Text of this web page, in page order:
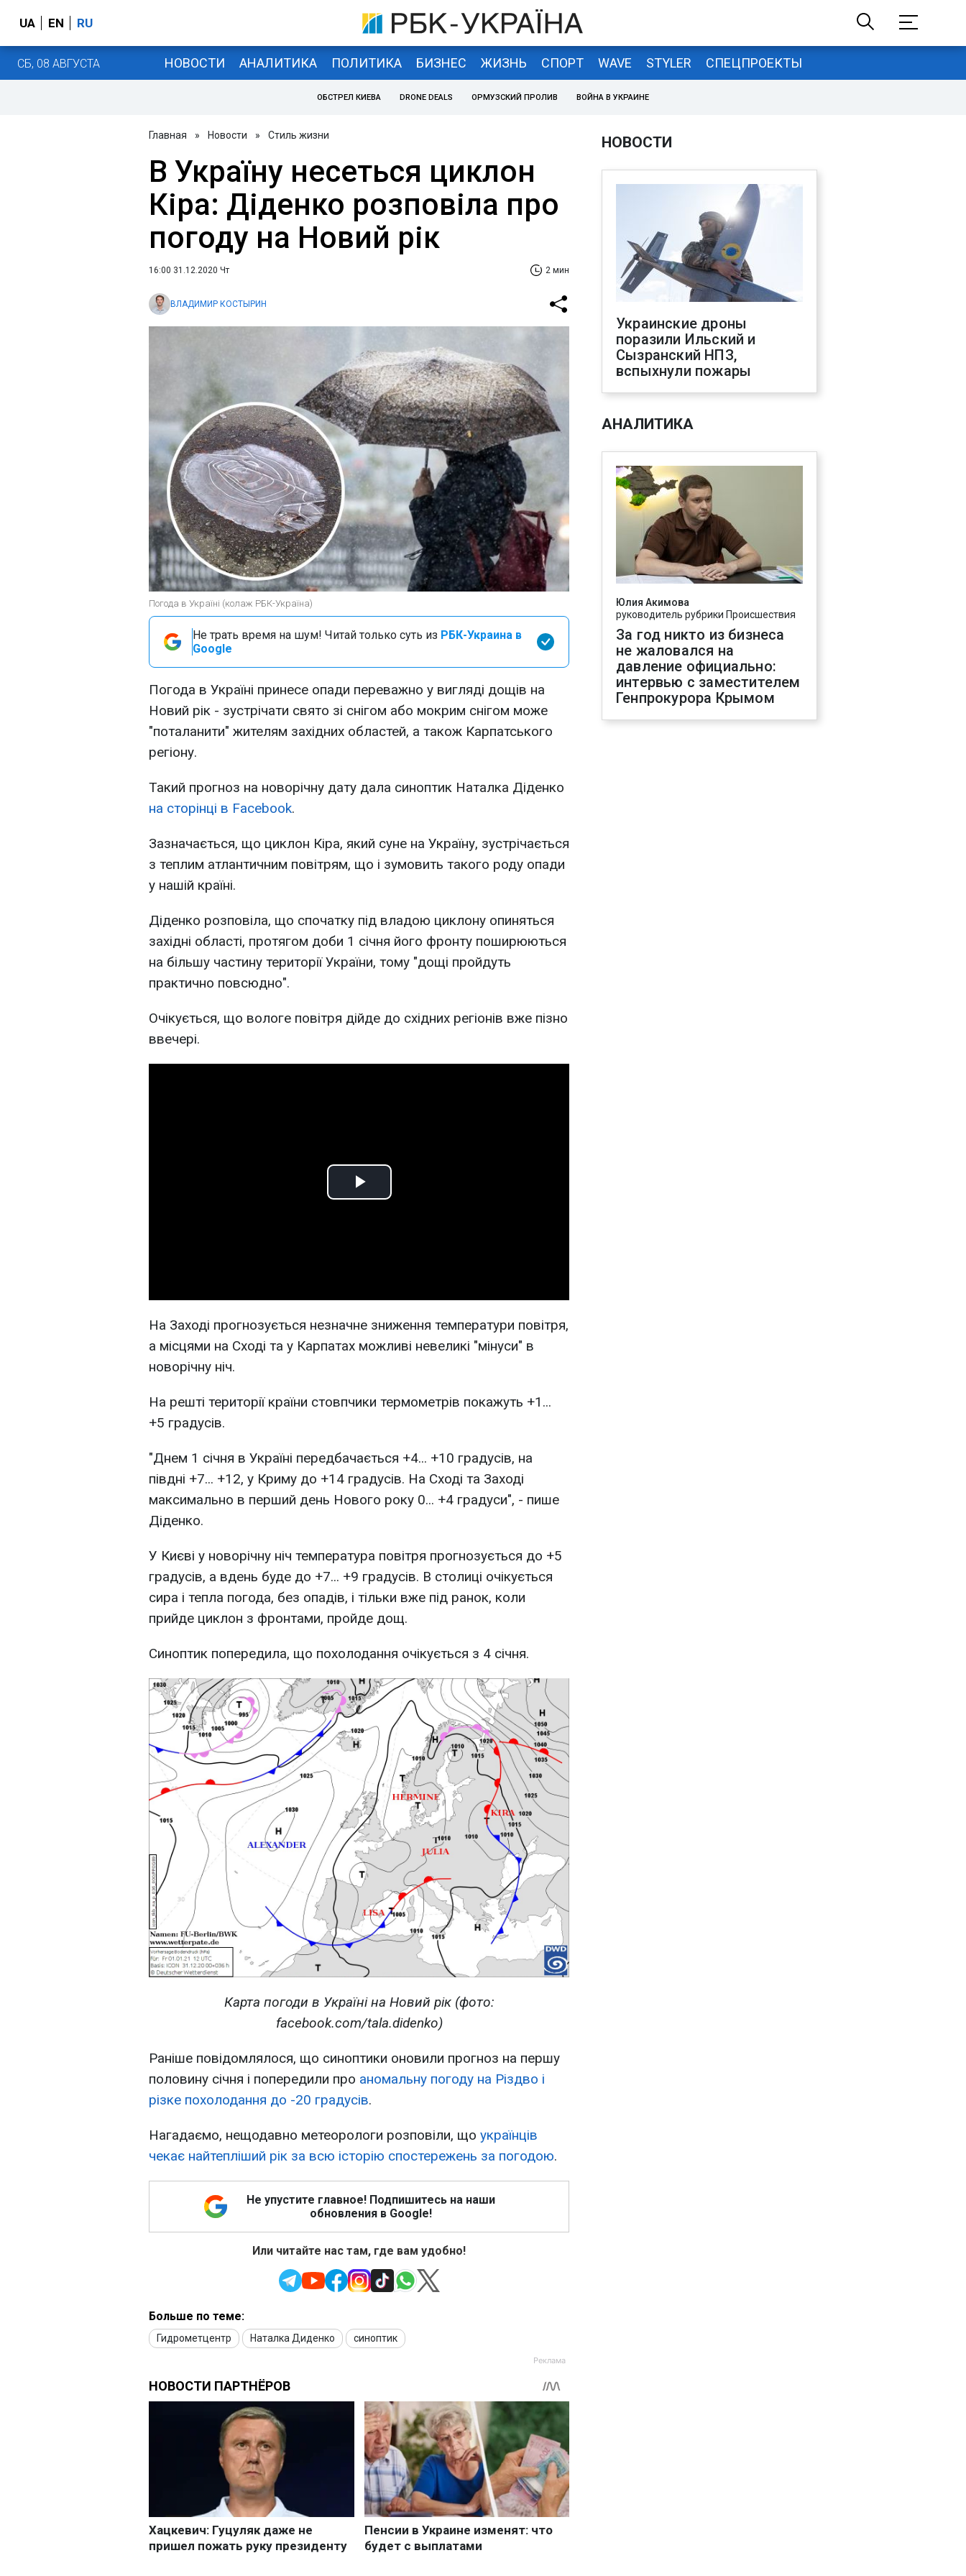
UA EN RU
СБ, 08 АВГУСТА НОВОСТИ АНАЛИТИКА ПОЛИТИКА БИЗНЕС ЖИЗНЬ СПОРТ WAVE STYLER СПЕЦПРОЕКТЫ
ОБСТРЕЛ КИЕВА DRONE DEALS ОРМУЗСКИЙ ПРОЛИВ ВОЙНА В УКРАИНЕ
Главная » Новости » Стиль жизни
В Україну несеться циклон
Кіра: Діденко розповіла про
погоду на Новий рік
16:00 31.12.2020 Чт 2 мин
ВЛАДИМИР КОСТЫРИН
Погода в Україні (колаж РБК-Україна)
Не трать время на шум! Читай только суть из РБК-Украина в
Google
Погода в Україні принесе опади переважно у вигляді дощів на
Новий рік - зустрічати свято зі снігом або мокрим снігом може
"поталанити" жителям західних областей, а також Карпатського
регіону.
Такий прогноз на новорічну дату дала синоптик Наталка Діденко
на сторінці в Facebook.
Зазначається, що циклон Кіра, який суне на Україну, зустрічається
з теплим атлантичним повітрям, що і зумовить такого роду опади
у нашій країні.
Діденко розповіла, що спочатку під владою циклону опиняться
західні області, протягом доби 1 січня його фронту поширюються
на більшу частину території України, тому "дощі пройдуть
практично повсюдно".
Очікується, що вологе повітря дійде до східних регіонів вже пізно
ввечері.
Play
На Заході прогнозується незначне зниження температури повітря,
а місцями на Сході та у Карпатах можливі невеликі "мінуси" в
новорічну ніч.
На решті території країни стовпчики термометрів покажуть +1...
+5 градусів.
"Днем 1 січня в Україні передбачається +4... +10 градусів, на
півдні +7... +12, у Криму до +14 градусів. На Сході та Заході
максимально в перший день Нового року 0... +4 градуси", - пише
Діденко.
У Києві у новорічну ніч температура повітря прогнозується до +5
градусів, а вдень буде до +7... +9 градусів. В столиці очікується
сира і тепла погода, без опадів, і тільки вже під ранок, коли
прийде циклон з фронтами, пройде дощ.
Синоптик попередила, що похолодання очікується з 4 січня.
Карта погоди в Україні на Новий рік (фото:
facebook.com/tala.didenko)
Раніше повідомлялося, що синоптики оновили прогноз на першу
половину січня і попередили про аномальну погоду на Різдво і
різке похолодання до -20 градусів.
Нагадаємо, нещодавно метеорологи розповіли, що українців
чекає найтепліший рік за всю історію спостережень за погодою.
Не упустите главное! Подпишитесь на наши
обновления в Google!
Или читайте нас там, где вам удобно!
Больше по теме:
Гидрометцентр Наталка Диденко синоптик
НОВОСТИ
Украинские дроны
поразили Ильский и
Сызранский НПЗ,
вспыхнули пожары
АНАЛИТИКА
Юлия Акимова
руководитель рубрики Происшествия
За год никто из бизнеса
не жаловался на
давление официально:
интервью с заместителем
Генпрокурора Крымом